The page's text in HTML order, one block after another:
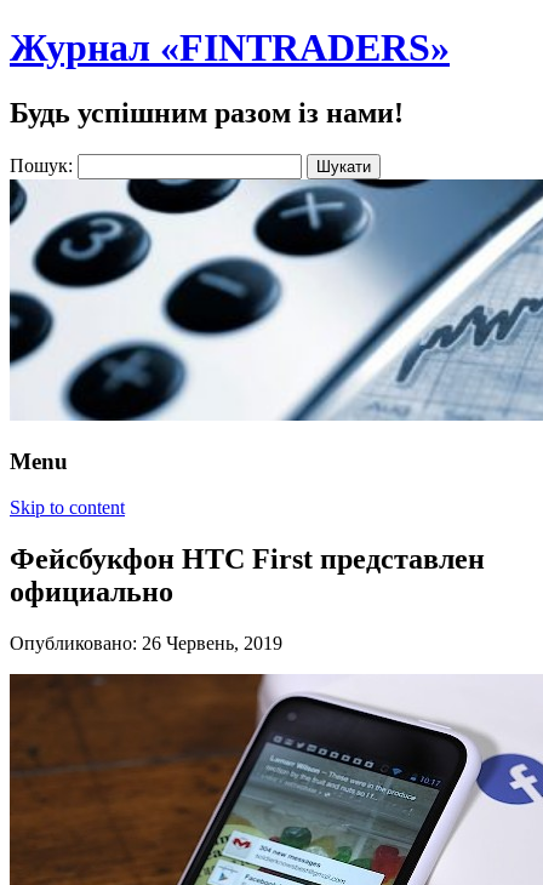
Журнал «FINTRADERS»
Будь успішним разом із нами!
Пошук:
Menu
Skip to content
Фейсбукфон HTC First представлен
официально
Опубликовано: 26 Червень, 2019